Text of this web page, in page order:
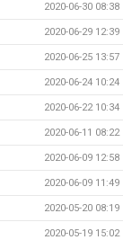
2020-06-30 08:38
2020-06-29 12:39
2020-06-25 13:57
2020-06-24 10:24
2020-06-22 10:34
2020-06-11 08:22
2020-06-09 12:58
2020-06-09 11:49
2020-05-20 08:19
2020-05-19 15:02